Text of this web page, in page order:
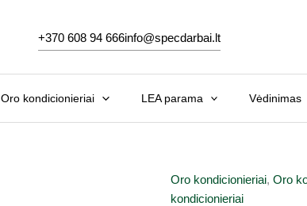
+370 608 94 666info@specdarbai.lt
Oro kondicionieriai LEA parama Vėdinimas
Oro kondicionieriai,Oro
kondicionieriai